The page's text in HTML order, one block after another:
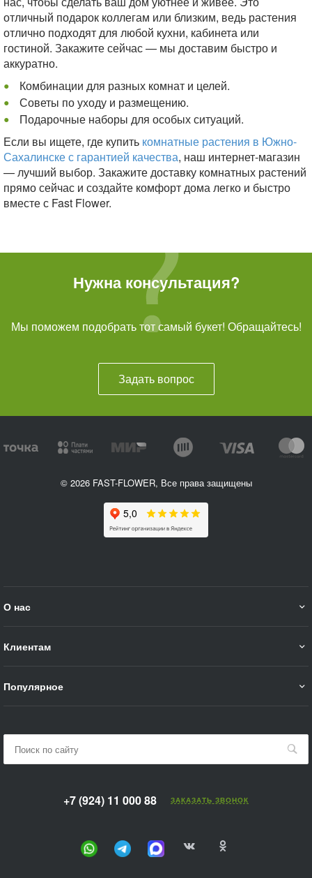
отличный подарок коллегам или близким, ведь растения
отлично подходят для любой кухни, кабинета или
гостиной. Закажите сейчас — мы доставим быстро и
аккуратно.
Комбинации для разных комнат и целей.
Советы по уходу и размещению.
Подарочные наборы для особых ситуаций.
Если вы ищете, где купить комнатные растения в Южно-
Сахалинске с гарантией качества, наш интернет‑магазин
— лучший выбор. Закажите доставку комнатных растений
прямо сейчас и создайте комфорт дома легко и быстро
вместе с Fast Flower.
Нужна консультация?
Мы поможем подобрать тот самый букет! Обращайтесь!
Задать вопрос
© 2026 FAST-FLOWER, Все права защищены
О нас
Клиентам
Популярное
+7 (924) 11 000 88 ЗАКАЗАТЬ ЗВОНОК